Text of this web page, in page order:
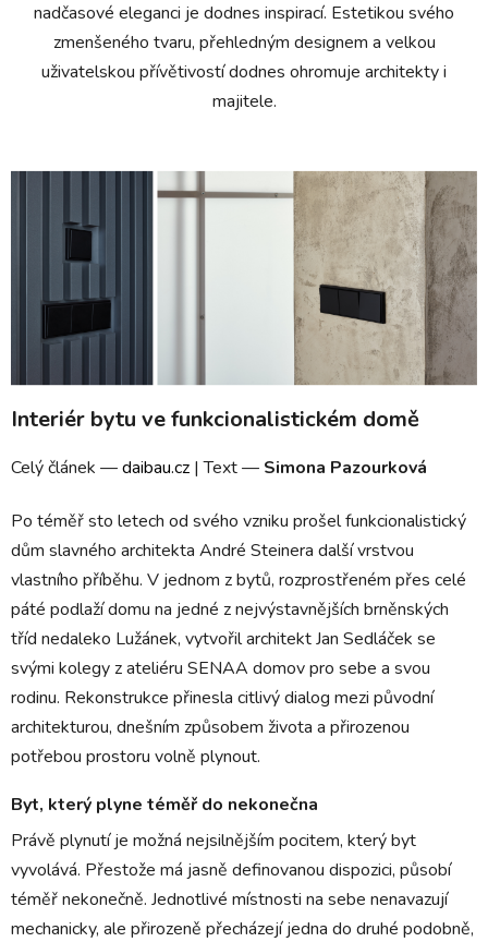
nadčasové eleganci je dodnes inspirací. Estetikou svého
zmenšeného tvaru, přehledným designem a velkou
uživatelskou přívětivostí dodnes ohromuje architekty i
majitele.
Interiér bytu ve funkcionalistickém domě
Celý článek —daibau.cz | Text — Simona Pazourková
Po téměř sto letech od svého vzniku prošel funkcionalistický
dům slavného architekta André Steinera další vrstvou
vlastního příběhu. V jednom z bytů, rozprostřeném přes celé
páté podlaží domu na jedné z nejvýstavnějších brněnských
tříd nedaleko Lužánek, vytvořil architekt Jan Sedláček se
svými kolegy z ateliéru SENAA domov pro sebe a svou
rodinu. Rekonstrukce přinesla citlivý dialog mezi původní
architekturou, dnešním způsobem života a přirozenou
potřebou prostoru volně plynout.
Byt, který plyne téměř do nekonečna
Právě plynutí je možná nejsilnějším pocitem, který byt
vyvolává. Přestože má jasně definovanou dispozici, působí
téměř nekonečně. Jednotlivé místnosti na sebe nenavazují
mechanicky, ale přirozeně přecházejí jedna do druhé podobně,